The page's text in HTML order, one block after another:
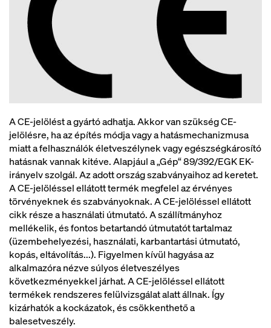
A CE-jelölést a gyártó adhatja. Akkor van szükség CE-
jelölésre, ha az építés módja vagy a hatásmechanizmusa
miatt a felhasználók életveszélynek vagy egészségkárosító
hatásnak vannak kitéve. Alapjául a „Gép“ 89/392/EGK EK-
irányelv szolgál. Az adott ország szabványaihoz ad keretet.
A CE-jelöléssel ellátott termék megfelel az érvényes
törvényeknek és szabványoknak. A CE-jelöléssel ellátott
cikk része a használati útmutató. A szállítmányhoz
mellékelik, és fontos betartandó útmutatót tartalmaz
(üzembehelyezési, használati, karbantartási útmutató,
kopás, eltávolítás...). Figyelmen kívül hagyása az
alkalmazóra nézve súlyos életveszélyes
következményekkel járhat. A CE-jelöléssel ellátott
termékek rendszeres felülvizsgálat alatt állnak. Így
kizárhatók a kockázatok, és csökkenthető a
balesetveszély.